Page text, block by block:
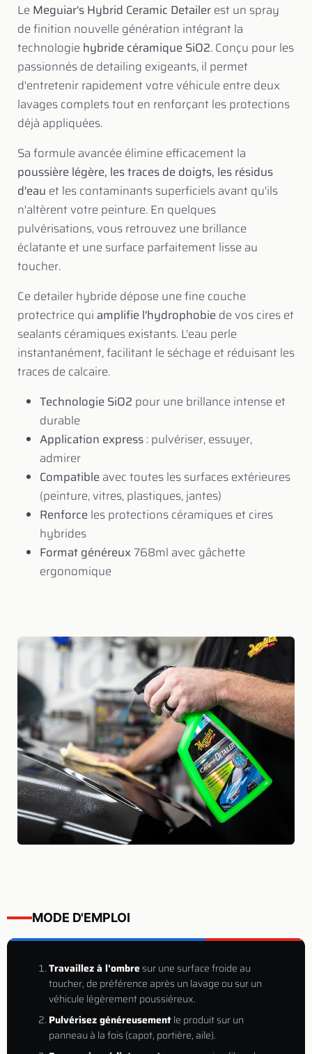
Le Meguiar's Hybrid Ceramic Detailerest un spray
de finition nouvelle génération intégrant la
technologie hybride céramique SiO2. Conçu pour les
passionnés de detailing exigeants, il permet
d'entretenir rapidement votre véhicule entre deux
lavages complets tout en renforçant les protections
déjà appliquées.
Sa formule avancée élimine efficacement la
poussière légère, les traces de doigts, les résidus
d'eau et les contaminants superficiels avant qu'ils
n'altèrent votre peinture. En quelques
pulvérisations, vous retrouvez une brillance
éclatante et une surface parfaitement lisse au
toucher.
Ce detailer hybride dépose une fine couche
protectrice qui amplifie l'hydrophobiede vos cires et
sealants céramiques existants. L'eau perle
instantanément, facilitant le séchage et réduisant les
traces de calcaire.
Technologie SiO2 pour une brillance intense et
durable
Application express: pulvériser, essuyer,
admirer
Compatibleavec toutes les surfaces extérieures
(peinture, vitres, plastiques, jantes)
Renforceles protections céramiques et cires
hybrides
Format généreux768ml avec gâchette
ergonomique
MODE D'EMPLOI
Travaillez à l'ombresur une surface froide au
toucher, de préférence après un lavage ou sur un
véhicule légèrement poussiéreux.
Pulvérisez généreusementle produit sur un
panneau à la fois (capot, portière, aile).